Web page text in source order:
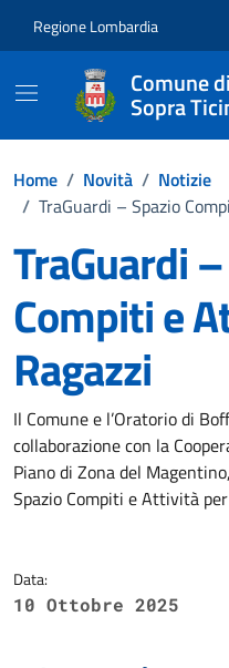
Regione Lombardia
Comune
Sopra
Home / Novità / Notizie
/ TraGuardi – Spazio
TraGuardi
Compiti e
Ragazzi
Dettagli
Il Comune e l’Oratorio di
collaborazione con la
Piano di Zona del
Spazio Compiti e Attività per
Data:
10 Ottobre 2025